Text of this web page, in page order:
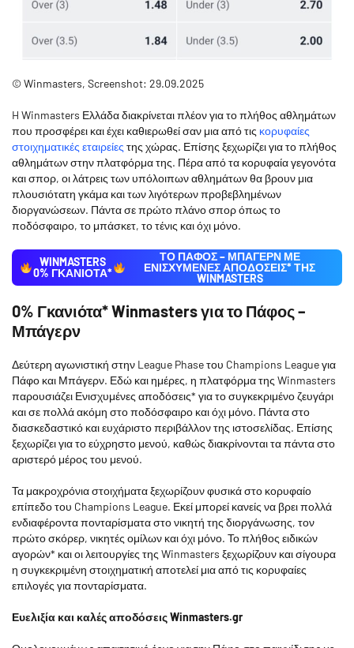
© Winmasters, Screenshot: 29.09.2025
H Winmasters Ελλάδα διακρίνεται πλέον για το πλήθος αθλημάτων
που προσφέρει και έχει καθιερωθεί σαν μια από τις κορυφαίες
στοιχηματικές εταιρείες της χώρας. Επίσης ξεχωρίζει για το πλήθος
αθλημάτων στην πλατφόρμα της. Πέρα από τα κορυφαία γεγονότα
και σπορ, οι λάτρεις των υπόλοιπων αθλημάτων θα βρουν μια
πλουσιότατη γκάμα και των λιγότερων προβεβλημένων
διοργανώσεων. Πάντα σε πρώτο πλάνο σπορ όπως το
ποδόσφαιρο, το μπάσκετ, το τένις και όχι μόνο.
WINMASTERS
0% ΓΚΑΝΙΟΤΑ*
ΤΟ ΠΑΦΟΣ – ΜΠΑΓΕΡΝ ΜΕ
ΕΝΙΣΧΥΜΈΝΕΣ ΑΠΟΔΌΣΕΙΣ* ΤΗΣ
WINMASTERS
0% Γκανιότα* Winmasters για το Πάφος –
Μπάγερν
Δεύτερη αγωνιστική στην League Phase του Champions League για
Πάφο και Μπάγερν. Εδώ και ημέρες, η πλατφόρμα της Winmasters
παρουσιάζει Ενισχυμένες αποδόσεις* για το συγκεκριμένο ζευγάρι
και σε πολλά ακόμη στο ποδόσφαιρο και όχι μόνο. Πάντα στο
διασκεδαστικό και ευχάριστο περιβάλλον της ιστοσελίδας. Επίσης
ξεχωρίζει για το εύχρηστο μενού, καθώς διακρίνονται τα πάντα στο
αριστερό μέρος του μενού.
Τα μακροχρόνια στοιχήματα ξεχωρίζουν φυσικά στο κορυφαίο
επίπεδο του Champions League. Εκεί μπορεί κανείς να βρει πολλά
ενδιαφέροντα πονταρίσματα στο νικητή της διοργάνωσης, τον
πρώτο σκόρερ, νικητές ομίλων και όχι μόνο. Το πλήθος ειδικών
αγορών* και οι λειτουργίες της Winmasters ξεχωρίζουν και σίγουρα
η συγκεκριμένη στοιχηματική αποτελεί μια από τις κορυφαίες
επιλογές για πονταρίσματα.
Ευελιξία και καλές αποδόσεις Winmasters.gr